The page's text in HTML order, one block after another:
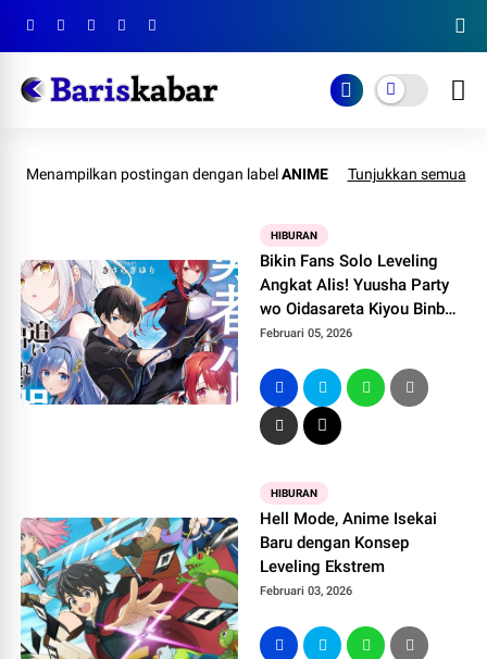
Menampilkan postingan dengan labelANIME Tunjukkan semua
HIBURAN
Bikin Fans Solo Leveling
Angkat Alis! Yuusha Party
wo Oidasareta Kiyou Binbou
Episode 6 Disebut Paling
Februari 05, 2026
HIBURAN
Hell Mode, Anime Isekai
Baru dengan Konsep
Leveling Ekstrem
Februari 03, 2026